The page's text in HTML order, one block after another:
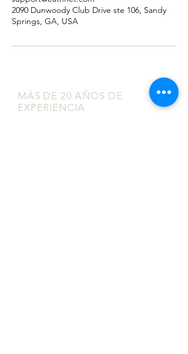
2090 Dunwoody Club Drive ste 106, Sandy
Springs, GA, USA
MÁS DE 20 AÑOS DE
EXPERIENCIA